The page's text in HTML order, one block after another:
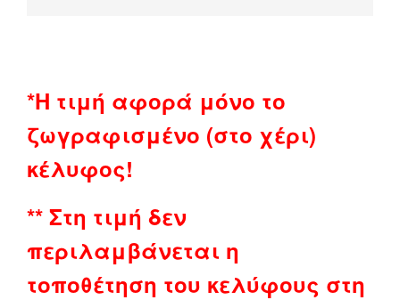
*Η τιμή αφορά μόνο το
ζωγραφισμένο (στο χέρι)
κέλυφος!
** Στη τιμή δεν
περιλαμβάνεται η
τοποθέτηση του κελύφους στη